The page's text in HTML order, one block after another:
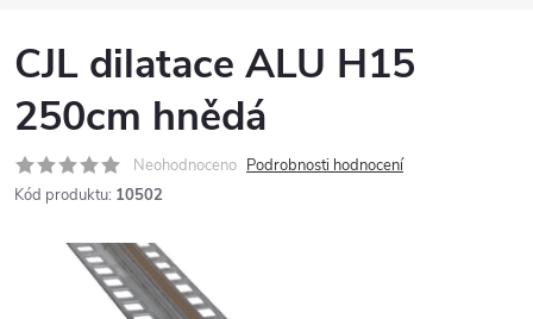
CJL dilatace ALU H15
250cm hnědá
Neohodnoceno Podrobnosti hodnocení
Kód produktu: 10502